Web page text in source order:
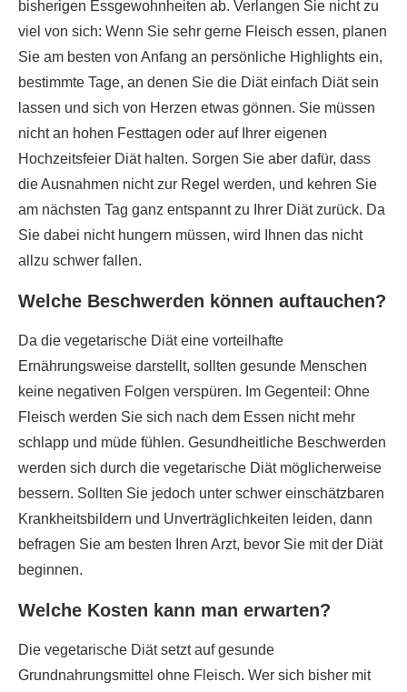
bisherigen Essgewohnheiten ab. Verlangen Sie nicht zu
viel von sich: Wenn Sie sehr gerne Fleisch essen, planen
Sie am besten von Anfang an persönliche Highlights ein,
bestimmte Tage, an denen Sie die Diät einfach Diät sein
lassen und sich von Herzen etwas gönnen. Sie müssen
nicht an hohen Festtagen oder auf Ihrer eigenen
Hochzeitsfeier Diät halten. Sorgen Sie aber dafür, dass
die Ausnahmen nicht zur Regel werden, und kehren Sie
am nächsten Tag ganz entspannt zu Ihrer Diät zurück. Da
Sie dabei nicht hungern müssen, wird Ihnen das nicht
allzu schwer fallen.
Welche Beschwerden können auftauchen?
Da die vegetarische Diät eine vorteilhafte
Ernährungsweise darstellt, sollten gesunde Menschen
keine negativen Folgen verspüren. Im Gegenteil: Ohne
Fleisch werden Sie sich nach dem Essen nicht mehr
schlapp und müde fühlen. Gesundheitliche Beschwerden
werden sich durch die vegetarische Diät möglicherweise
bessern. Sollten Sie jedoch unter schwer einschätzbaren
Krankheitsbildern und Unverträglichkeiten leiden, dann
befragen Sie am besten Ihren Arzt, bevor Sie mit der Diät
beginnen.
Welche Kosten kann man erwarten?
Die vegetarische Diät setzt auf gesunde
Grundnahrungsmittel ohne Fleisch. Wer sich bisher mit